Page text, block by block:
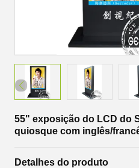
55" exposição do LCD do
quiosque com inglês/
Detalhes do produto